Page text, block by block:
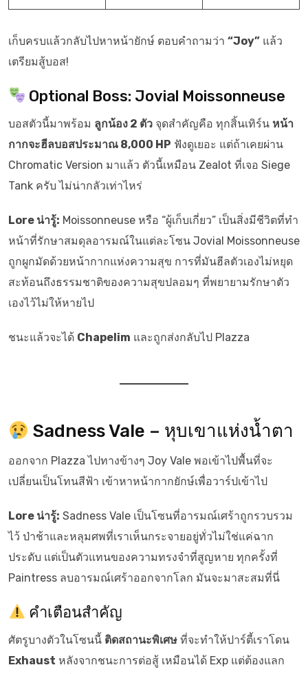
เก็บครบแล้วกลับไปหาหน้ายักษ์ ตอบคำถามว่า “Joy” แล้ว
เตรียมสู้บอส!
Optional Boss: Jovial Moissonneuse
บอสตัวนี้มาพร้อม ลูกน้อง 2 ตัว จุดสำคัญคือ ทุกสิ้นเทิร์น หน้า
กากจะฮีลบอสประมาณ 8,000 HP ฟังดูเยอะ แต่ถ้าเคยผ่าน
Chromatic Version มาแล้ว ตัวนี้เหมือน Zealot ที่เจอ Siege
Tank ครับ ไม่น่ากลัวเท่าไหร่
Lore น่ารู้: Moissonneuse หรือ “ผู้เก็บเกี่ยว” เป็นสิ่งมีชีวิตที่ทำ
หน้าที่รักษาสมดุลอารมณ์ในแต่ละโซน Jovial Moissonneuse
ถูกผูกมัดด้วยหน้ากากแห่งความสุข การที่มันฮีลตัวเองไม่หยุด
สะท้อนถึงธรรมชาติของความสุขปลอมๆ ที่พยายามรักษาตัว
เองไว้ไม่ให้หายไป
ชนะแล้วจะได้ Chapelim และถูกส่งกลับไป Plazza
Sadness Vale – หุบเขาแห่งน้ำตา
ออกจาก Plazza ไปทางข้างๆ Joy Vale พอเข้าไปพื้นที่จะ
เปลี่ยนเป็นโทนสีฟ้า เข้าหาหน้ากากยักษ์เพื่อวาร์ปเข้าไป
Lore น่ารู้: Sadness Vale เป็นโซนที่อารมณ์เศร้าถูกรวบรวม
ไว้ ป่าช้าและหลุมศพที่เราเห็นกระจายอยู่ทั่วไม่ใช่แค่ฉาก
ประดับ แต่เป็นตัวแทนของความทรงจำที่สูญหาย ทุกครั้งที่
Paintress ลบอารมณ์เศร้าออกจากโลก มันจะมาสะสมที่นี่
คำเตือนสำคัญ
ศัตรูบางตัวในโซนนี้ ติดสถานะพิเศษ ที่จะทำให้ปาร์ตี้เราโดน
Exhaust หลังจากชนะการต่อสู้ เหมือนได้ Exp แต่ต้องแลก